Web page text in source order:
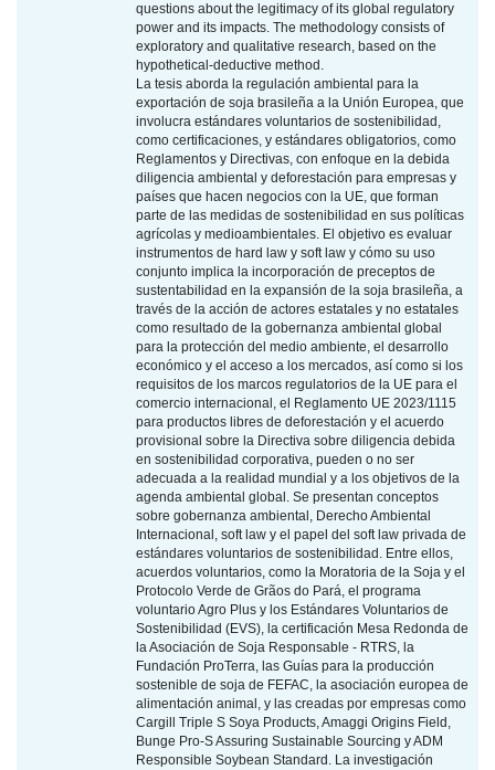
questions about the legitimacy of its global regulatory
power and its impacts. The methodology consists of
exploratory and qualitative research, based on the
hypothetical-deductive method.
La tesis aborda la regulación ambiental para la
exportación de soja brasileña a la Unión Europea, que
involucra estándares voluntarios de sostenibilidad,
como certificaciones, y estándares obligatorios, como
Reglamentos y Directivas, con enfoque en la debida
diligencia ambiental y deforestación para empresas y
países que hacen negocios con la UE, que forman
parte de las medidas de sostenibilidad en sus políticas
agrícolas y medioambientales. El objetivo es evaluar
instrumentos de hard law y soft law y cómo su uso
conjunto implica la incorporación de preceptos de
sustentabilidad en la expansión de la soja brasileña, a
través de la acción de actores estatales y no estatales
como resultado de la gobernanza ambiental global
para la protección del medio ambiente, el desarrollo
económico y el acceso a los mercados, así como si los
requisitos de los marcos regulatorios de la UE para el
comercio internacional, el Reglamento UE 2023/1115
para productos libres de deforestación y el acuerdo
provisional sobre la Directiva sobre diligencia debida
en sostenibilidad corporativa, pueden o no ser
adecuada a la realidad mundial y a los objetivos de la
agenda ambiental global. Se presentan conceptos
sobre gobernanza ambiental, Derecho Ambiental
Internacional, soft law y el papel del soft law privada de
estándares voluntarios de sostenibilidad. Entre ellos,
acuerdos voluntarios, como la Moratoria de la Soja y el
Protocolo Verde de Grãos do Pará, el programa
voluntario Agro Plus y los Estándares Voluntarios de
Sostenibilidad (EVS), la certificación Mesa Redonda de
la Asociación de Soja Responsable - RTRS, la
Fundación ProTerra, las Guías para la producción
sostenible de soja de FEFAC, la asociación europea de
alimentación animal, y las creadas por empresas como
Cargill Triple S Soya Products, Amaggi Origins Field,
Bunge Pro-S Assuring Sustainable Sourcing y ADM
Responsible Soybean Standard. La investigación